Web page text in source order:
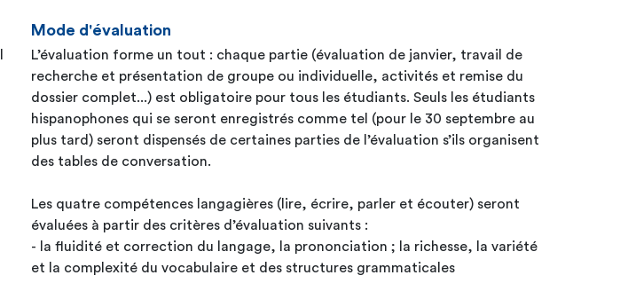
Mode d'évaluation
L’évaluation forme un tout : chaque partie (évaluation de janvier, travail de
recherche et présentation de groupe ou individuelle, activités et remise du
dossier complet...) est obligatoire pour tous les étudiants. Seuls les étudiants
hispanophones qui se seront enregistrés comme tel (pour le 30 septembre au
plus tard) seront dispensés de certaines parties de l’évaluation s’ils organisent
des tables de conversation.
Les quatre compétences langagières (lire, écrire, parler et écouter) seront
évaluées à partir des critères d’évaluation suivants :
- la fluidité et correction du langage, la prononciation ; la richesse, la variété
et la complexité du vocabulaire et des structures grammaticales